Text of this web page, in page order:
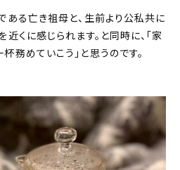
ある亡き祖母と、生前より公私共に
くに感じられます。と同時に、「家
務めていこう」と思うのです。